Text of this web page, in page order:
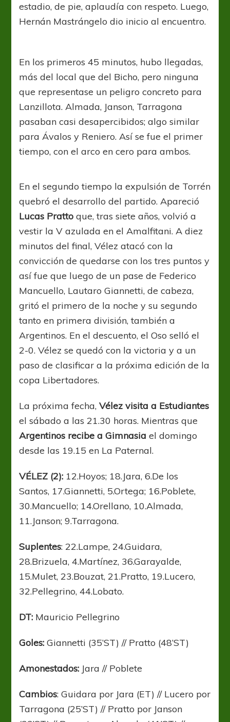
estadio, de pie, aplaudía con respeto. Luego,
Hernán Mastrángelo dio inicio al encuentro.
En los primeros 45 minutos, hubo llegadas,
más del local que del Bicho, pero ninguna
que representase un peligro concreto para
Lanzillota. Almada, Janson, Tarragona
pasaban casi desapercibidos; algo similar
para Ávalos y Reniero. Así se fue el primer
tiempo, con el arco en cero para ambos.
En el segundo tiempo la expulsión de Torrén
quebró el desarrollo del partido. Apareció
Lucas Pratto que, tras siete años, volvió a
vestir la V azulada en el Amalfitani. A diez
minutos del final, Vélez atacó con la
convicción de quedarse con los tres puntos y
así fue que luego de un pase de Federico
Mancuello, Lautaro Giannetti, de cabeza,
gritó el primero de la noche y su segundo
tanto en primera división, también a
Argentinos. En el descuento, el Oso selló el
2-0. Vélez se quedó con la victoria y a un
paso de clasificar a la próxima edición de la
copa Libertadores.
La próxima fecha,Vélez visita a Estudiantes
el sábado a las 21.30 horas. Mientras que
Argentinos recibe a Gimnasia el domingo
desde las 19.15 en La Paternal.
VÉLEZ (2): 12.Hoyos; 18.Jara, 6.De los
Santos, 17.Giannetti, 5.Ortega; 16.Poblete,
30.Mancuello; 14.Orellano, 10.Almada,
11.Janson; 9.Tarragona.
Suplentes: 22.Lampe, 24.Guidara,
28.Brizuela, 4.Martínez, 36.Garayalde,
15.Mulet, 23.Bouzat, 21.Pratto, 19.Lucero,
32.Pellegrino, 44.Lobato.
DT: Mauricio Pellegrino
Goles: Giannetti (35’ST) // Pratto (48’ST)
Amonestados: Jara // Poblete
Cambios: Guidara por Jara (ET) // Lucero por
Tarragona (25’ST) // Pratto por Janson